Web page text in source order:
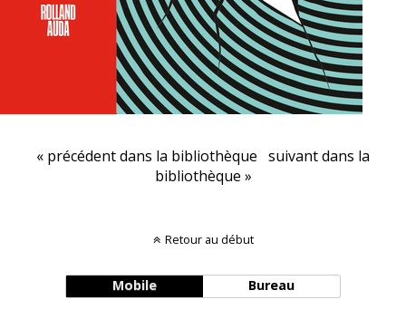
« précédent dans la bibliothèque suivant dans la
bibliothèque »
Retour au début
Mobile Bureau